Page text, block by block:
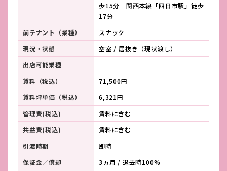
歩15分 関西本線「四日市駅」徒歩
17分
前テナント（業種）
スナック
現況・状態
空室 / 居抜き（現状渡し）
出店可能業種
賃料（税込）
71,500円
賃料坪単価（税込）
6,321円
管理費(税込)
賃料に含む
共益費(税込)
賃料に含む
引渡時期
即時
保証金／償却
3ヵ月 / 退去時100%